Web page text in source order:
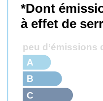
*Dont
à effet de
peu d’émissions
C
B
A